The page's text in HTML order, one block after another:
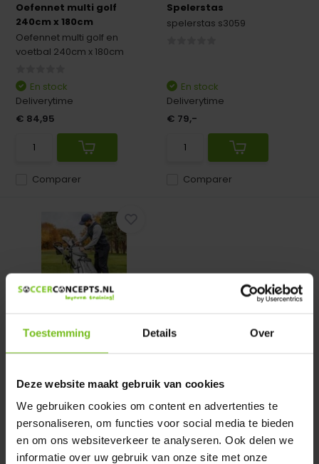
Toestemming Details Over
Deze website maakt gebruik van cookies
We gebruiken cookies om content en advertenties te
personaliseren, om functies voor social media te bieden
en om ons websiteverkeer te analyseren. Ook delen we
informatie over uw gebruik van onze site met onze
Oefennet multi golf
240cm x 180cm
Oefennet multi golf en
voetbal 240cm x 180cm
Comparer
En stock
Deliverytime
€ 84,95
Spelerstas
spelerstas s3059
Comparer
En stock
Deliverytime
€ 79,-
Chariot de golf
Comparer